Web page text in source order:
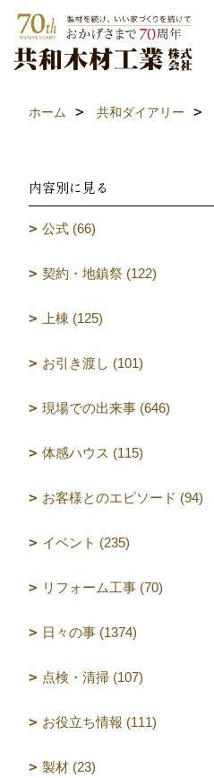
ホーム 共和ダイアリー
内容別に見る
公式 (66)
契約・地鎮祭 (122)
上棟 (125)
お引き渡し (101)
現場での出来事 (646)
体感ハウス (115)
お客様とのエピソード (94)
イベント (235)
リフォーム工事 (70)
日々の事 (1374)
点検・清掃 (107)
お役立ち情報 (111)
製材 (23)